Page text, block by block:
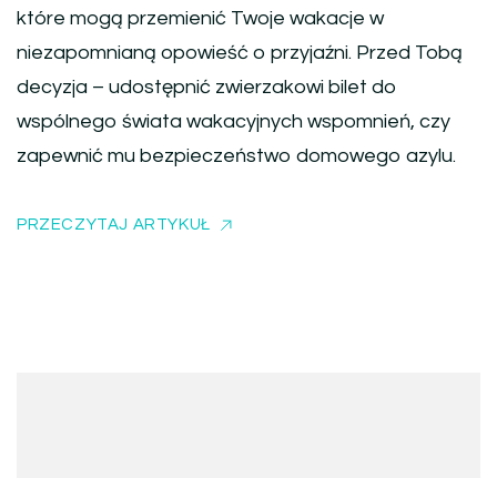
które mogą przemienić Twoje wakacje w
niezapomnianą opowieść o przyjaźni. Przed Tobą
decyzja – udostępnić zwierzakowi bilet do
wspólnego świata wakacyjnych wspomnień, czy
zapewnić mu bezpieczeństwo domowego azylu.
PRZECZYTAJ ARTYKUŁ